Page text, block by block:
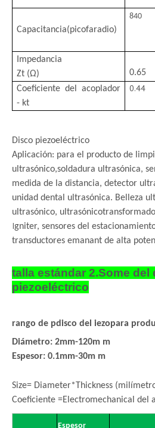
Capacitancia(picofaradio)
840
Impedancia
Zt (Ω)
0.65
Coeficiente del acoplador
- kt
0.44
Disco piezoeléctrico
Aplicación: para el producto de
ultrasónico,soldadura ultrasónica,
medida de la distancia, detector
unidad dental ultrasónica. Belleza
ultrasónico, ultrasónico
Igniter, sensores del
transductores emanant de alta
talla estándar 2.Some del
piezoeléctrico
rango de pdisco del iezopara
Diámetro: 2mm-120m m
Espesor: 0.1mm-30m m
Size= Diameter*Thickness
Coeficiente =Electromechanical del
Espesor